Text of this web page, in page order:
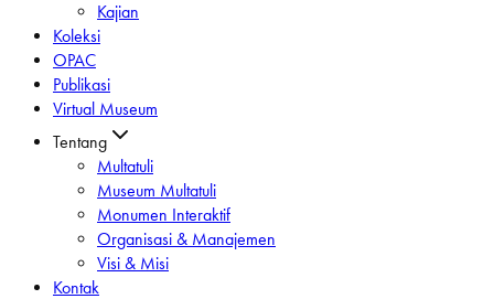
Kajian
Koleksi
OPAC
Publikasi
Virtual Museum
Tentang
Multatuli
Museum Multatuli
Monumen Interaktif
Organisasi & Manajemen
Visi & Misi
Kontak